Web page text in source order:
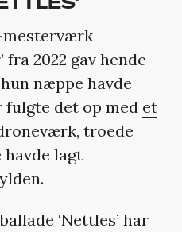
mesterværk
fra 2022 gav hende
næppe havde
fulgte det op med et
, troede
havde lagt
‘Nettles’ har